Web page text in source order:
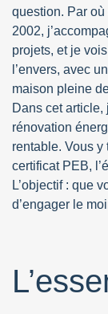
question. Par
2002,
projets, et je
l’envers, avec
maison pleine
Dans cet
rénovation
rentable. Vous y
certificat PEB,
L’objectif : que
d’engager le